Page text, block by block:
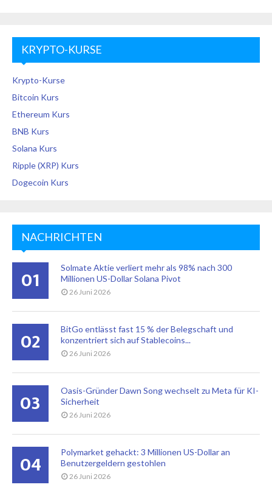
KRYPTO-KURSE
Krypto-Kurse
Bitcoin Kurs
Ethereum Kurs
BNB Kurs
Solana Kurs
Ripple (XRP) Kurs
Dogecoin Kurs
NACHRICHTEN
01
Solmate Aktie verliert mehr als 98% nach 300
Millionen US-Dollar Solana Pivot
26 Juni 2026
02
BitGo entlässt fast 15 % der Belegschaft und
konzentriert sich auf Stablecoins...
26 Juni 2026
03
Oasis-Gründer Dawn Song wechselt zu Meta für KI-
Sicherheit
26 Juni 2026
04
Polymarket gehackt: 3 Millionen US-Dollar an
Benutzergeldern gestohlen
26 Juni 2026